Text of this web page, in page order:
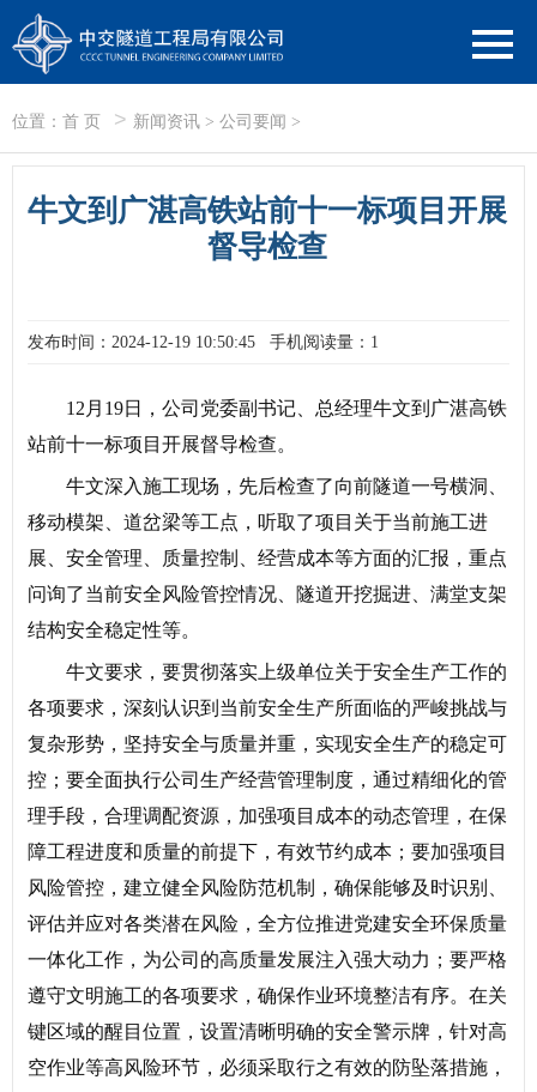
位置： 首 页 > 新闻资讯 > 公司要闻 >
牛文到广湛高铁站前十一标项目开展
督导检查
发布时间：2024-12-19 10:50:45 手机阅读量：1
12月19日，公司党委副书记、总经理牛文到广湛高铁
站前十一标项目开展督导检查。
牛文深入施工现场，先后检查了向前隧道一号横洞、
移动模架、道岔梁等工点，听取了项目关于当前施工进
展、安全管理、质量控制、经营成本等方面的汇报，重点
问询了当前安全风险管控情况、隧道开挖掘进、满堂支架
结构安全稳定性等。
牛文要求，要贯彻落实上级单位关于安全生产工作的
各项要求，深刻认识到当前安全生产所面临的严峻挑战与
复杂形势，坚持安全与质量并重，实现安全生产的稳定可
控；要全面执行公司生产经营管理制度，通过精细化的管
理手段，合理调配资源，加强项目成本的动态管理，在保
障工程进度和质量的前提下，有效节约成本；要加强项目
风险管控，建立健全风险防范机制，确保能够及时识别、
评估并应对各类潜在风险，全方位推进党建安全环保质量
一体化工作，为公司的高质量发展注入强大动力；要严格
遵守文明施工的各项要求，确保作业环境整洁有序。在关
键区域的醒目位置，设置清晰明确的安全警示牌，针对高
空作业等高风险环节，必须采取行之有效的防坠落措施，